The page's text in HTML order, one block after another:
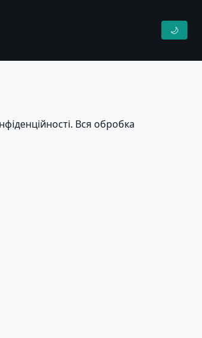
🌙
Вся обробка